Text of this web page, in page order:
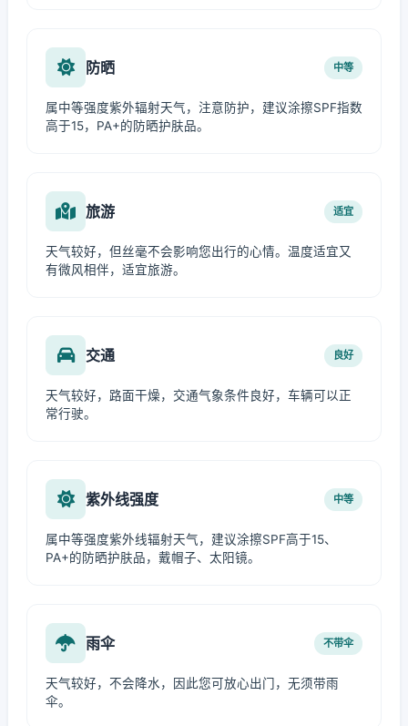
防晒 中等
属中等强度紫外辐射天气，注意防护，建议涂擦SPF指数
高于15，PA+的防晒护肤品。
旅游 适宜
天气较好，但丝毫不会影响您出行的心情。温度适宜又
有微风相伴，适宜旅游。
交通 良好
天气较好，路面干燥，交通气象条件良好，车辆可以正
常行驶。
紫外线强度 中等
属中等强度紫外线辐射天气，建议涂擦SPF高于15、
PA+的防晒护肤品，戴帽子、太阳镜。
雨伞 不带伞
天气较好，不会降水，因此您可放心出门，无须带雨
伞。